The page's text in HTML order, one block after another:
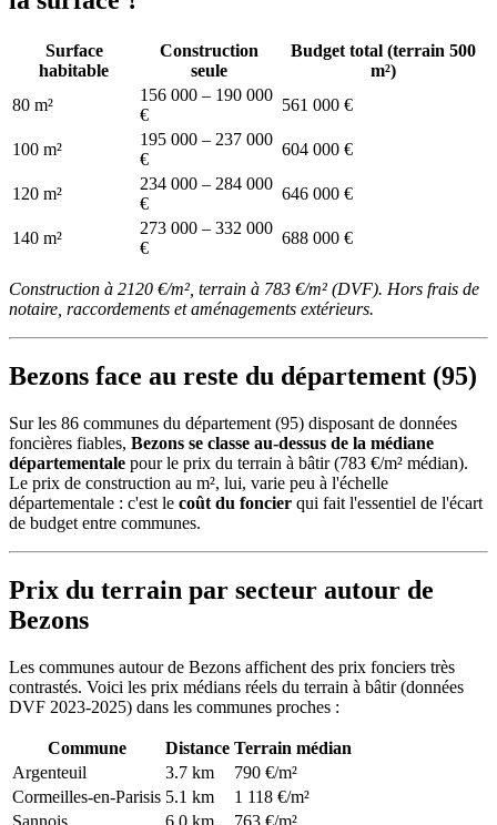
Surface
habitable
Construction
seule
Budget total (terrain 500
m²)
80 m²
156 000 – 190 000
€
561 000 €
100 m²
195 000 – 237 000
€
604 000 €
120 m²
234 000 – 284 000
€
646 000 €
140 m²
273 000 – 332 000
€
688 000 €
Construction à 2120 €/m², terrain à 783 €/m² (DVF). Hors frais de
notaire, raccordements et aménagements extérieurs.
Bezons face au reste du département (95)
Sur les 86 communes du département (95) disposant de données
foncières fiables, Bezons se classe au-dessus de la médiane
départementale pour le prix du terrain à bâtir (783 €/m² médian).
Le prix de construction au m², lui, varie peu à l'échelle
départementale : c'est le coût du foncier qui fait l'essentiel de l'écart
de budget entre communes.
Prix du terrain par secteur autour de
Bezons
Les communes autour de Bezons affichent des prix fonciers très
contrastés. Voici les prix médians réels du terrain à bâtir (données
DVF 2023-2025) dans les communes proches :
Commune Distance Terrain médian
Argenteuil
3.7 km
790 €/m²
Cormeilles-en-Parisis 5.1 km
1 118 €/m²
Sannois
6.0 km
763 €/m²